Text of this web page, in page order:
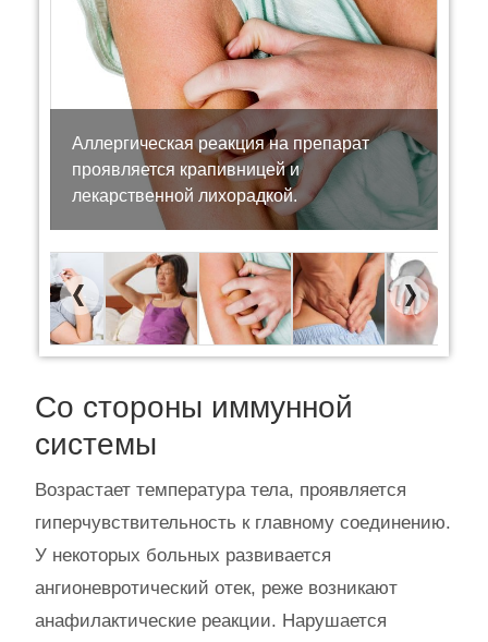
Аллергическая реакция на препарат
проявляется крапивницей и
лекарственной лихорадкой.
Previous Next
Со стороны иммунной
системы
Возрастает температура тела, проявляется
гиперчувствительность к главному соединению.
У некоторых больных развивается
ангионевротический отек, реже возникают
анафилактические реакции. Нарушается